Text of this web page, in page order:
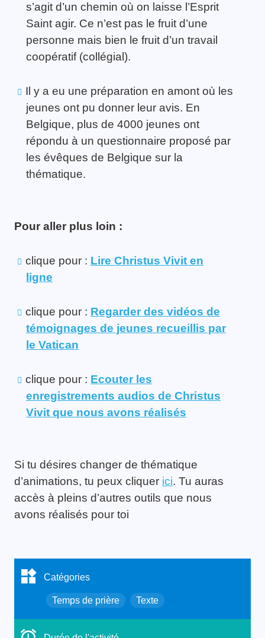
s’agit d’un chemin où on laisse l’Esprit
Saint agir. Ce n’est pas le fruit d’une
personne mais bien le fruit d’un travail
coopératif (collégial).
Il y a eu une préparation en amont où les
jeunes ont pu donner leur avis. En
Belgique, plus de 4000 jeunes ont
répondu à un questionnaire proposé par
les évêques de Belgique sur la
thématique.
Pour aller plus loin :
clique pour : Lire Christus Vivit en
ligne
clique pour : Regarder des vidéos de
témoignages de jeunes recueillis par
le Vatican
clique pour : Ecouter les
enregistrements audios de Christus
Vivit que nous avons réalisés
Si tu désires changer de thématique
d’animations, tu peux cliquer ici. Tu auras
accès à pleins d’autres outils que nous
avons réalisés pour toi
Catégories
Temps de prière Texte